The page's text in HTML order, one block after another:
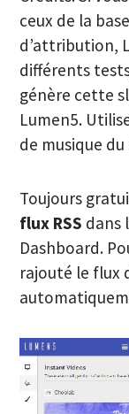
ceux de la
d’attribution,
différents
génère cette
Lumen5.
de musique
Toujours
flux RSS dans
Dashboard.
rajouté le flux